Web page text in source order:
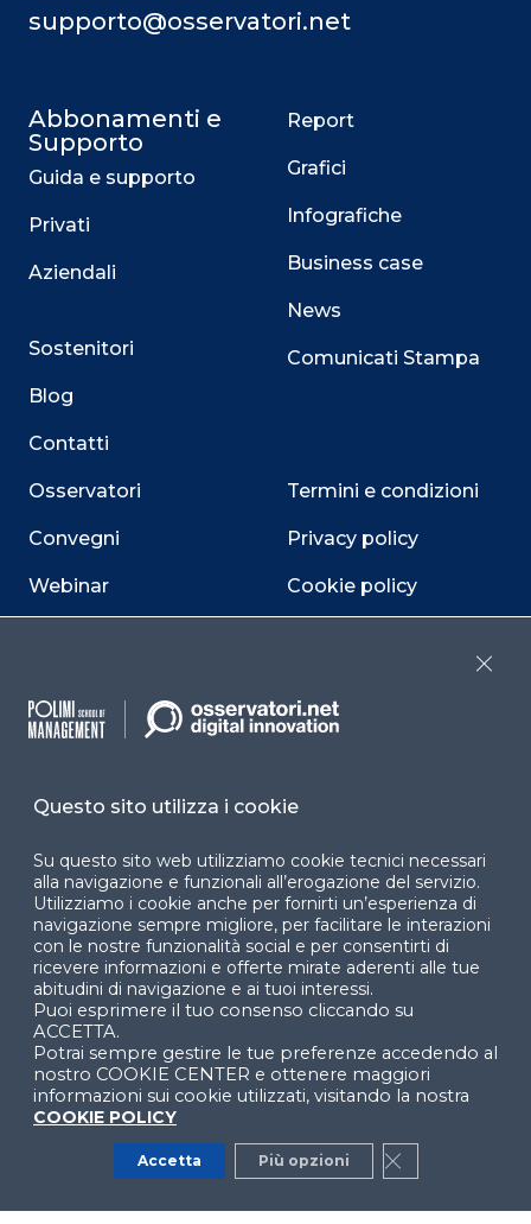
supporto@osservatori.net
Abbonamenti e
Supporto
Guida e supporto
Privati
Aziendali
Sostenitori
Blog
Contatti
Osservatori
Convegni
Webinar
Report
Grafici
Infografiche
Business case
News
Comunicati Stampa
Termini e condizioni
Privacy policy
Cookie policy
accessibilità
Facebook LinkedIn
YouTube X
© 2024 Copyright © Politecnico di Milano Dipartimento
di Ingegneria Gestionale
Questo sito utilizza i cookie
Su questo sito web utilizziamo cookie tecnici necessari
alla navigazione e funzionali all’erogazione del servizio.
Utilizziamo i cookie anche per fornirti un’esperienza di
navigazione sempre migliore, per facilitare le interazioni
con le nostre funzionalità social e per consentirti di
ricevere informazioni e offerte mirate aderenti alle tue
abitudini di navigazione e ai tuoi interessi.
Puoi esprimere il tuo consenso cliccando su
ACCETTA.
Potrai sempre gestire le tue preferenze accedendo al
nostro COOKIE CENTER e ottenere maggiori
informazioni sui cookie utilizzati, visitando la nostra
COOKIE POLICY
Accetta Più opzioni Close GDPR